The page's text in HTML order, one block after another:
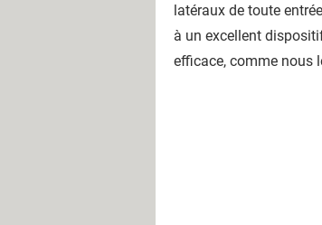
latéraux de toute
à un excellent
efficace, comme nous